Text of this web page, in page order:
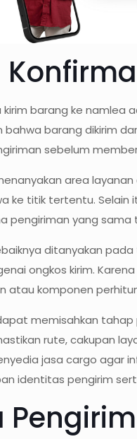
barang ke namlea
barang dikirim
sebelum
area
titik tertentu. Selain
yang sama
ditanyakan
ongkos kirim.
komponen
memisahkan
rute, cakupan
jasa cargo
identitas pengirim